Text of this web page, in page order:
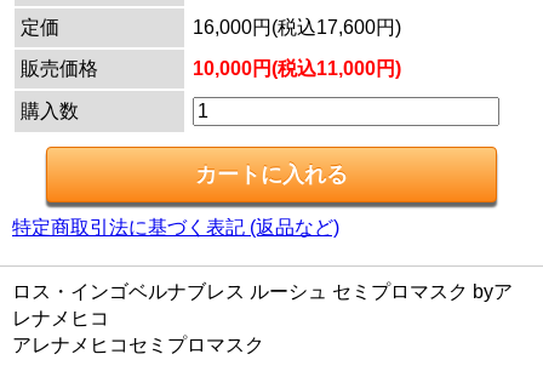
定価
16,000円(税込17,600円)
販売価格
10,000円(税込11,000円)
購入数
特定商取引法に基づく表記 (返品など)
ロス・インゴベルナブレス ルーシュ セミプロマスク byア
レナメヒコ
アレナメヒコセミプロマスク